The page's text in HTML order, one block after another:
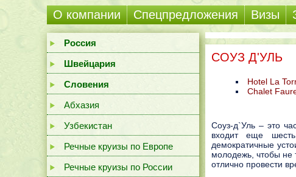
О компании Cпецпредложения Визы
Россия
Швейцария
Словения
Абхазия
Узбекистан
Речные круизы по Европе
Речные круизы по России
СОУЗ Д'УЛЬ
Hotel La
Chalet
Сoyз-д`Уль – это
входит еще
демократичные
молодежь, чтобы не
отлично провести